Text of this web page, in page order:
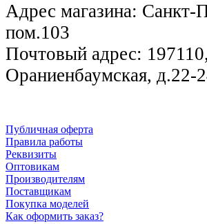
Адрес магазина: Санкт-
пом.103
Почтовый адрес:
Ораниенбаумская, д.22-
Публичная оферта
Правила работы
Реквизиты
Оптовикам
Производителям
Поставщикам
Покупка моделей
Как оформить заказ?